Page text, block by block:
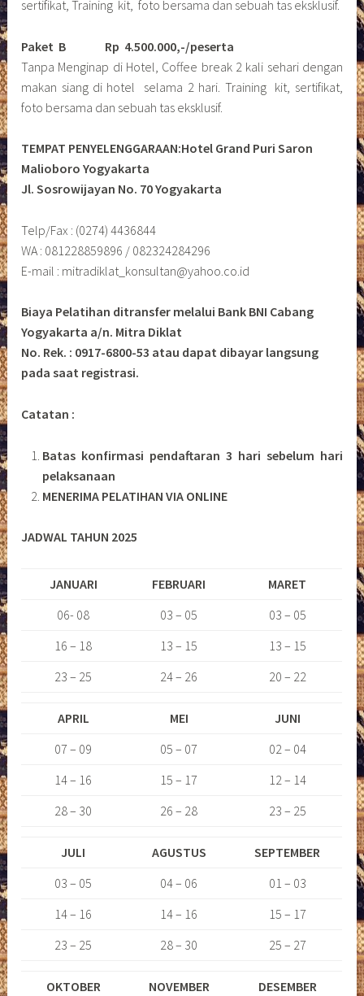
sertifikat, Training kit, foto bersama dan sebuah tas eksklusif.
Paket B
Rp 4.500.000,-/peserta
Tanpa Menginap di Hotel, Coffee break 2 kali sehari dengan
makan siang di hotel selama 2 hari. Training kit, sertifikat,
foto bersama dan sebuah tas eksklusif.
TEMPAT PENYELENGGARAAN:Hotel Grand Puri Saron
Malioboro Yogyakarta
Jl. Sosrowijayan No. 70 Yogyakarta
Telp/Fax : (0274) 4436844
WA : 081228859896 / 082324284296
E-mail : mitradiklat_konsultan@yahoo.co.id
Biaya Pelatihan ditransfer melalui Bank BNI Cabang
Yogyakarta a/n. Mitra Diklat
No. Rek. : 0917-6800-53 atau dapat dibayar langsung
pada saat registrasi.
Catatan :
Batas konfirmasi pendaftaran 3 hari sebelum hari
pelaksanaan
MENERIMA PELATIHAN VIA ONLINE
JADWAL TAHUN 2025
JANUARI FEBRUARI
MARET
06- 08
03 – 05
03 – 05
16 – 18
13 – 15
13 – 15
23 – 25
24 – 26 20 – 22
APRIL MEI
JUNI
07 – 09
05 – 07
02 – 04
14 – 16
15 – 17
12 – 14
28 – 30
26 – 28 23 – 25
JULI AGUSTUS
SEPTEMBER
03 – 05
04 – 06
01 – 03
14 – 16
14 – 16
15 – 17
23 – 25
28 – 30 25 – 27
OKTOBER NOVEMBER
DESEMBER